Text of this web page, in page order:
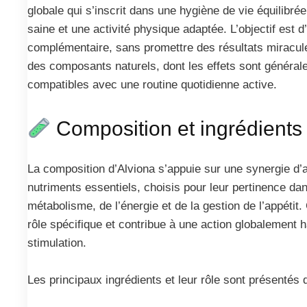
globale qui s’inscrit dans une hygiène de vie
saine et une activité physique adaptée. L’objectif est
complémentaire, sans promettre des résultats
des composants naturels, dont les effets sont
compatibles avec une routine quotidienne active.
Composition et ingrédients
La composition d’Alviona s’appuie sur une synergie
nutriments essentiels, choisis pour leur pertinence
métabolisme, de l’énergie et de la gestion de
rôle spécifique et contribue à une action globalement
stimulation.
Les principaux ingrédients et leur rôle sont présentés